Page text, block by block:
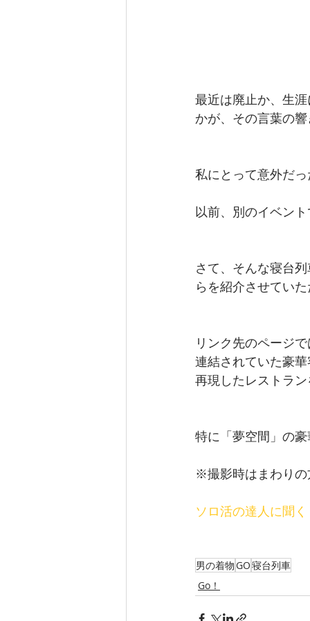
最近は廃止か、生
かが、その言葉の
私にとって意外だ
以前、別のイベン
さて、そんな寝台
らを紹介させてい
リンク先のページ
連結されていた豪
再現したレストラ
特に「夢空間」の
※撮影時はまわり
ソロ活の達人に聞
男の着物GO寝台列車
Go！